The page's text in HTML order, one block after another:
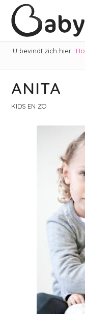
U bevindt zich hier:
ANITA
KIDS EN ZO